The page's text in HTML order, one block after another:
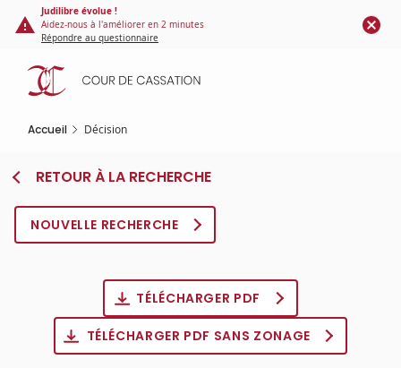
Panneau de gestion des cookies
contenu
principal
Judilibre évolue !
Aidez-nous à l'améliorer en 2 minutes
Répondre au questionnaire
Accueil Décision
RETOUR À LA RECHERCHE
NOUVELLE RECHERCHE
TÉLÉCHARGER PDF
TÉLÉCHARGER PDF SANS ZONAGE